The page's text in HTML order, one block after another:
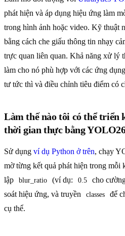
phát hiện và áp dụng hiệu ứng làm
trong hình ảnh hoặc video. Kỹ thuật
bằng cách che giấu thông tin nhạy
trực quan liên quan. Khả năng xử lý
làm cho nó phù hợp với các ứng
tư tức thì và điều chỉnh tiêu điểm có
Làm thế nào tôi có thể triển
thời gian thực bằng
Sử dụng ví dụ Python ở trên, chạy
mờ từng kết quả phát hiện trong mỗi
lập
blur_ratio (ví dụ: 0.5
cho
soát hiệu ứng, và truyền
classes
để
cụ thể.